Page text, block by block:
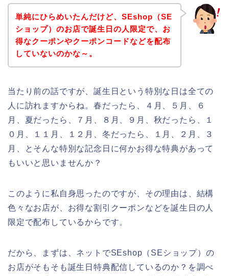
単純にひらめいたんだけど、SEshop（SE
ショップ）のお店で誕生日の人限定で、お
得なクーポンやクーポンコードなどを配布
していないのかな～。
当たり前の話ですが、誕生日という特別な日は全ての
人に訪れますからね。春だったら、４月、５月、６
月、夏だったら、７月、８月、９月、秋だったら、１
０月、１１月、１２月、冬だったら、１月、２月、３
月、とそんな特別な記念日に何かお得な特典があって
もいいと思いませんか？
このように私自身思ったのですが、その理由は、結構
色々なお店が、お得な割引クーポンなどを誕生日の人
限定で配布しているからです。
だから、まずは、ネットでSEshop（SEショップ）の
お店がそもそも誕生日特典配信しているのか？を調べ